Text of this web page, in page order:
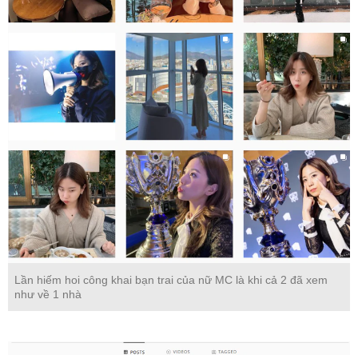
Lần hiếm hoi công khai bạn trai của nữ MC là khi cả 2 đã xem
như về 1 nhà